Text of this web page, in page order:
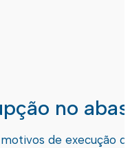
no
de execução